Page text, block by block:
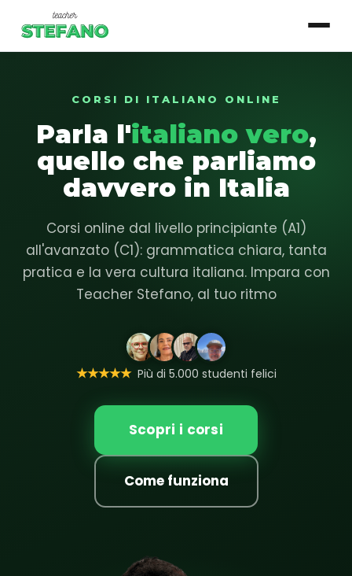
Essenziale
Base
Avanzato
Login studente
CORSI DI ITALIANO ONLINE
Parla l'italiano vero,
quello che parliamo
davvero in Italia
Corsi online dal livello principiante (A1)
all'avanzato (C1): grammatica chiara, tanta
pratica e la vera cultura italiana. Impara con
Teacher Stefano, al tuo ritmo
★★★★★ Più di 5.000 studenti felici
Scopri i corsi
Come funziona